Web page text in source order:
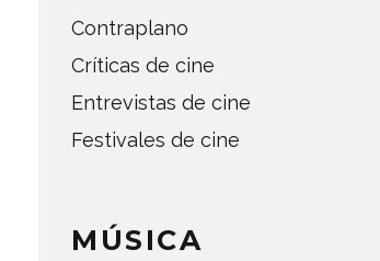
Contraplano
Críticas de cine
Entrevistas de cine
Festivales de cine
MÚSICA